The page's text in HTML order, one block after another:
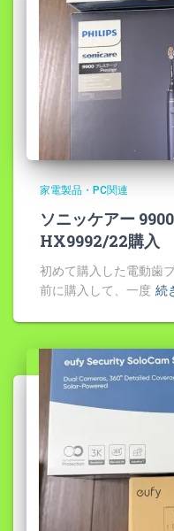
家電製品・PC関連
ソニッケアー
HX9992/22購入
初めて購入した電動歯
前に購入して、一度 続